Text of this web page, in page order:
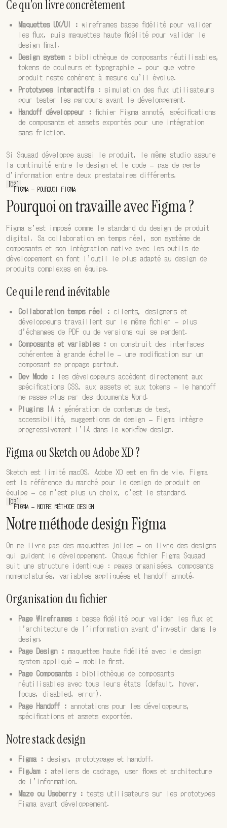
Ce qu’on livre concrètement
Maquettes UX/UI : wireframes basse fidélité pour valider
les flux, puis maquettes haute fidélité pour valider le
design final.
Design system : bibliothèque de composants réutilisables,
tokens de couleurs et typographie — pour que votre
produit reste cohérent à mesure qu’il évolue.
Prototypes interactifs : simulation des flux utilisateurs
pour tester les parcours avant le développement.
Handoff développeur : fichier Figma annoté, spécifications
de composants et assets exportés pour une intégration
sans friction.
Si Squaad développe aussi le produit, le même studio assure
la continuité entre le design et le code — pas de perte
d’information entre deux prestataires différents.
[02]
FIGMA — POURQUOI FIGMA
Pourquoi on travaille avec Figma ?
Figma s’est imposé comme le standard du design de produit
digital. Sa collaboration en temps réel, son système de
composants et son intégration native avec les outils de
développement en font l’outil le plus adapté au design de
produits complexes en équipe.
Ce qui le rend inévitable
Collaboration temps réel : clients, designers et
développeurs travaillent sur le même fichier — plus
d’échanges de PDF ou de versions qui se perdent.
Composants et variables : on construit des interfaces
cohérentes à grande échelle — une modification sur un
composant se propage partout.
Dev Mode : les développeurs accèdent directement aux
spécifications CSS, aux assets et aux tokens — le handoff
ne passe plus par des documents Word.
Plugins IA : génération de contenus de test,
accessibilité, suggestions de design — Figma intègre
progressivement l’IA dans le workflow design.
Figma ou Sketch ou Adobe XD ?
Sketch est limité macOS. Adobe XD est en fin de vie. Figma
est la référence du marché pour le design de produit en
équipe — ce n’est plus un choix, c’est le standard.
[03]
FIGMA — NOTRE MÉTHODE DESIGN
Notre méthode design Figma
On ne livre pas des maquettes jolies — on livre des designs
qui guident le développement. Chaque fichier Figma Squaad
suit une structure identique : pages organisées, composants
nomenclaturés, variables appliquées et handoff annoté.
Organisation du fichier
Page Wireframes : basse fidélité pour valider les flux et
l’architecture de l’information avant d’investir dans le
design.
Page Design : maquettes haute fidélité avec le design
system appliqué — mobile first.
Page Composants : bibliothèque de composants
réutilisables avec tous leurs états (default, hover,
focus, disabled, error).
Page Handoff : annotations pour les développeurs,
spécifications et assets exportés.
Notre stack design
Figma : design, prototypage et handoff.
FigJam : ateliers de cadrage, user flows et architecture
de l’information.
Maze ou Useberry : tests utilisateurs sur les prototypes
Figma avant développement.